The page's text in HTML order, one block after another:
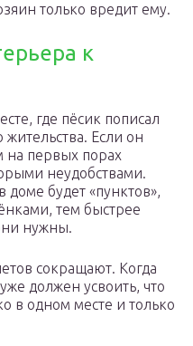
только вредит ему.
к
где пёсик пописал
Если он
на первых порах
неудобствами.
будет «пунктов»,
тем быстрее
нужны.
сокращают. Когда
должен усвоить, что
в одном месте и только